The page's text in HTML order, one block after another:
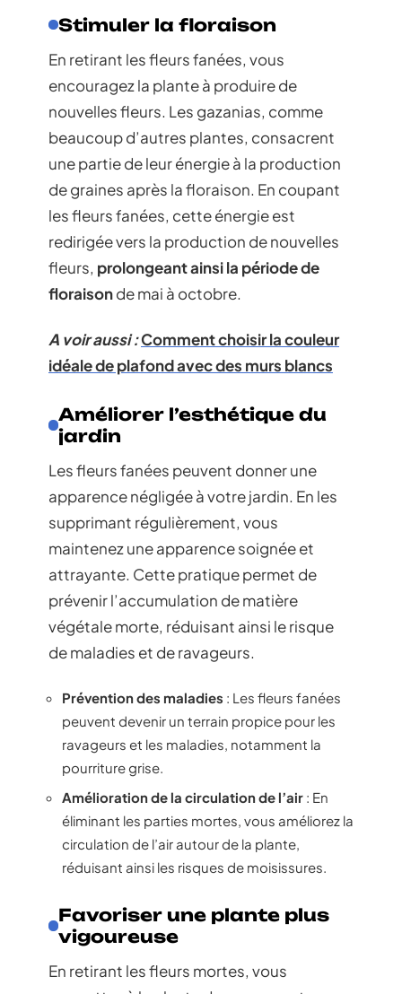
Stimuler la floraison
En retirant les fleurs fanées, vous
encouragez la plante à produire de
nouvelles fleurs. Les gazanias, comme
beaucoup d’autres plantes, consacrent
une partie de leur énergie à la production
de graines après la floraison. En coupant
les fleurs fanées, cette énergie est
redirigée vers la production de nouvelles
fleurs, prolongeant ainsi la période de
floraisonde mai à octobre.
A voir aussi :Comment choisir la couleur
idéale de plafond avec des murs blancs
Améliorer l’esthétique du
jardin
Les fleurs fanées peuvent donner une
apparence négligée à votre jardin. En les
supprimant régulièrement, vous
maintenez une apparence soignée et
attrayante. Cette pratique permet de
prévenir l’accumulation de matière
végétale morte, réduisant ainsi le risque
de maladies et de ravageurs.
Prévention des maladies : Les fleurs fanées
peuvent devenir un terrain propice pour les
ravageurs et les maladies, notamment la
pourriture grise.
Amélioration de la circulation de l’air : En
éliminant les parties mortes, vous améliorez la
circulation de l’air autour de la plante,
réduisant ainsi les risques de moisissures.
Favoriser une plante plus
vigoureuse
En retirant les fleurs mortes, vous